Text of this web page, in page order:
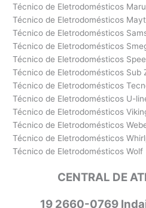
Técnico de Eletrodomésticos
Técnico de Eletrodomésticos
Técnico de Eletrodomésticos
Técnico de Eletrodomésticos
Técnico de Eletrodomésticos
Técnico de Eletrodomésticos Sub
Técnico de Eletrodomésticos
Técnico de Eletrodomésticos U-
Técnico de Eletrodomésticos
Técnico de Eletrodomésticos
Técnico de Eletrodomésticos
Técnico de Eletrodomésticos Wolf
CENTRAL DE
19 2660-0769